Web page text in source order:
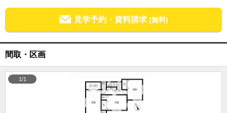
見学予約・資料請求 (無料)
間取・区画
1/1
成田･銚子方面エリア
成田･銚子方面エリアの新築一戸建
成田･銚子方面エリアの中古一戸建
成田･銚子方面エリアのマンション
成田･銚子方面エリアの土地
四街道･佐倉･八千代方面エリア
四街道･佐倉･八千代方面エリアの新築一戸建
四街道･佐倉･八千代方面エリアの中古一戸建
四街道･佐倉･八千代方面エリアのマンション